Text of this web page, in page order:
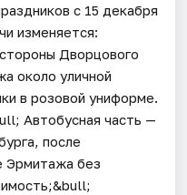
с 15 декабря
изменяется:
Дворцового
около уличной
в розовой униформе.
Автобусная часть —
после
Эрмитажа без